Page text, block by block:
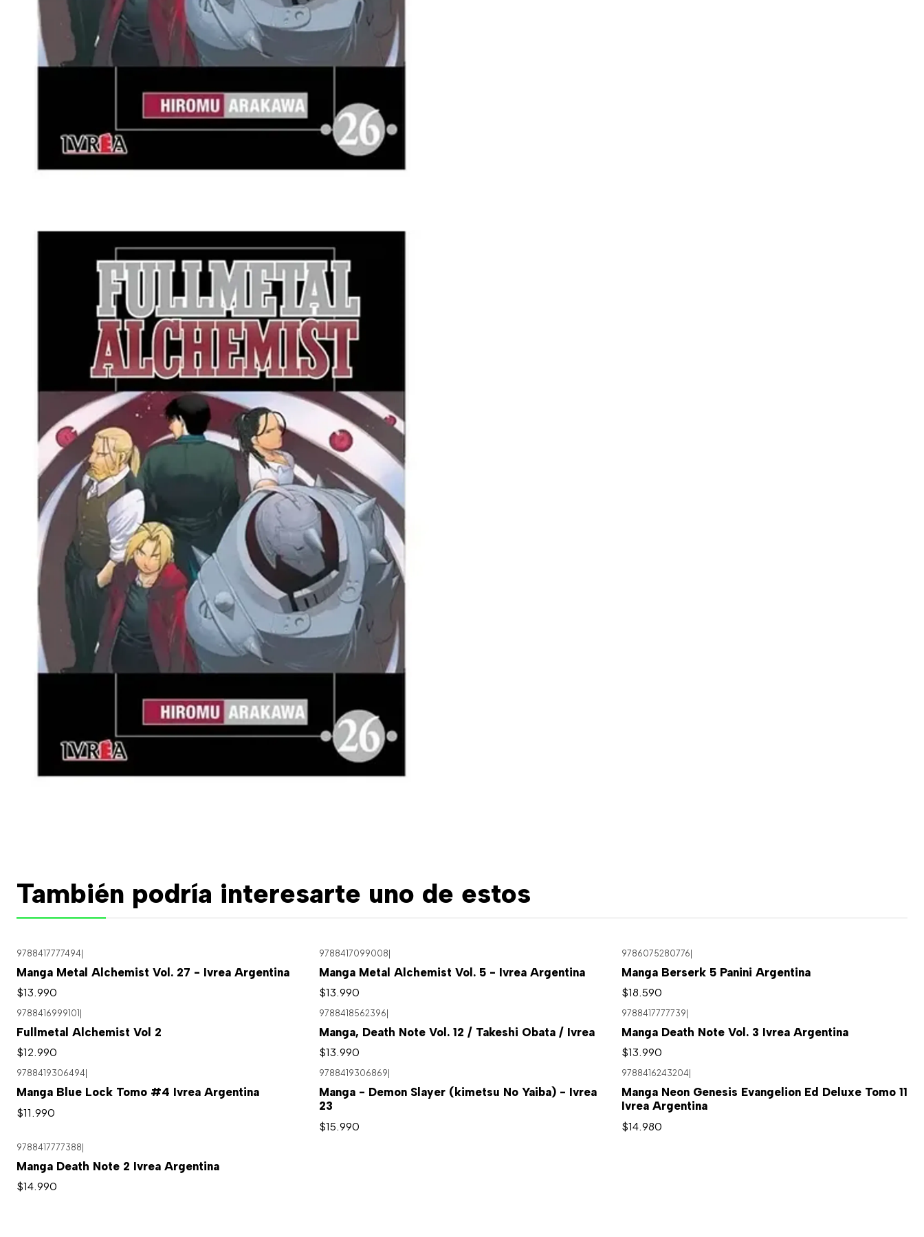
También podría interesarte uno de estos
9788417777494|
Manga Metal Alchemist Vol. 27 - Ivrea Argentina
$13.990
9788417099008|
Manga Metal Alchemist Vol. 5 - Ivrea Argentina
$13.990
9786075280776|
Manga Berserk 5 Panini Argentina
$18.590
9788416999101
Fullmetal Alchemist Vol 2
$12.990
9788418562396
Manga, Death Note Vol. 12 / Takeshi Obata / Ivrea
$13.990
9788417777739
Manga Death Note Vol. 3 Ivrea Argentina
$13.990
9788419306494
Manga Blue Lock Tomo #4 Ivrea Argentina
$11.990
9788419306869
Manga - Demon Slayer (kimetsu No Yaiba) - Ivrea
23
$15.990
9788416243204
Manga Neon Genesis Evangelion Ed Deluxe Tomo 11
Ivrea Argentina
$14.980
9788417777388|
Manga Death Note 2 Ivrea Argentina
$14.990